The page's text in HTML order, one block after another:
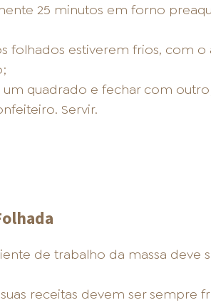
25 minutos em forno
folhados estiverem frios, com
quadrado e fechar com
Servir.
de trabalho da massa deve
receitas devem ser sempre